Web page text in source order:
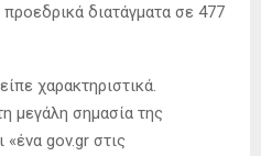
διατάγματα σε 477
χαρακτηριστικά.
μεγάλη σημασία της
«ένα gov.gr στις